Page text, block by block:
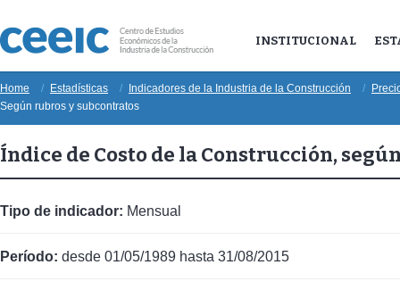
INSTITUCIONAL
Home Estadísticas Indicadores de la Industria de la Construcción
Según rubros y subcontratos
Índice de Costo de la Construcción,
Tipo de indicador: Mensual
Período: desde 01/05/1989 hasta 31/08/2015